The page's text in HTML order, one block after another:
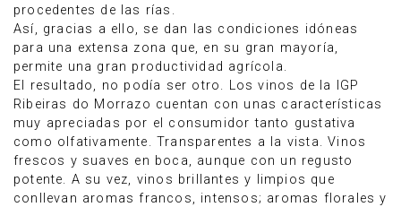
procedentes de las rías.
Así, gracias a ello, se dan las condiciones idóneas
para una extensa zona que, en su gran mayoría,
permite una gran productividad agrícola.
El resultado, no podía ser otro. Los vinos de la IGP
Ribeiras do Morrazo cuentan con unas características
muy apreciadas por el consumidor tanto gustativa
como olfativamente. Transparentes a la vista. Vinos
frescos y suaves en boca, aunque con un regusto
potente. A su vez, vinos brillantes y limpios que
conllevan aromas francos, intensos; aromas florales y